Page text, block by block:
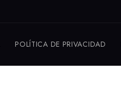
POLÍTICA DE PRIVACIDAD